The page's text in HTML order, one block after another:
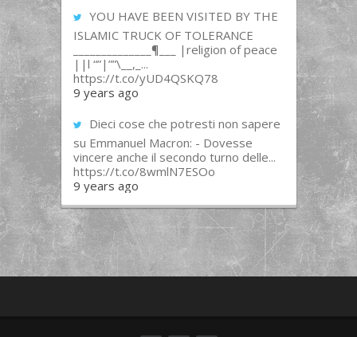
YOU HAVE BEEN VISITED BY THE
ISLAMIC TRUCK OF TOLERANCE
______________¶___ |religion of peace
||l “”|””\__,_...
https://t.co/yUD4QSKQ78
9 years ago
Dieci cose che potresti non sapere
su Emmanuel Macron: - Dovesse
vincere anche il secondo turno delle...
https://t.co/8wmlN7ESOo
9 years ago